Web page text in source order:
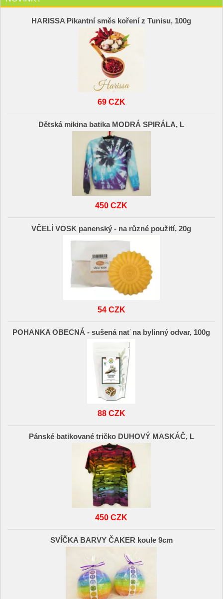
HARISSA Pikantní směs koření z Tunisu, 100g
69 CZK
Dětská mikina batika MODRÁ SPIRÁLA, L
450 CZK
VČELÍ VOSK panenský - na různé použití, 20g
54 CZK
POHANKA OBECNÁ - sušená nať na bylinný odvar, 100g
88 CZK
Pánské batikované tričko DUHOVÝ MASKÁČ, L
450 CZK
SVÍČKA BARVY ČAKER koule 9cm